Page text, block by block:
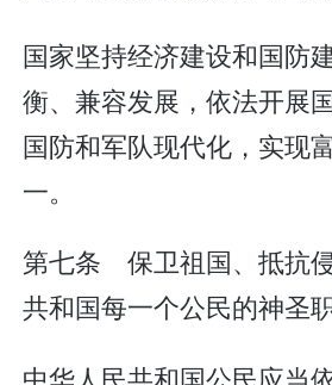
国家坚持经济建设和国防
衡、兼容发展，依法开展
国防和军队现代化，实现
一。
第七条 保卫祖国、抵抗
共和国每一个公民的神圣职
中华人民共和国公民应当